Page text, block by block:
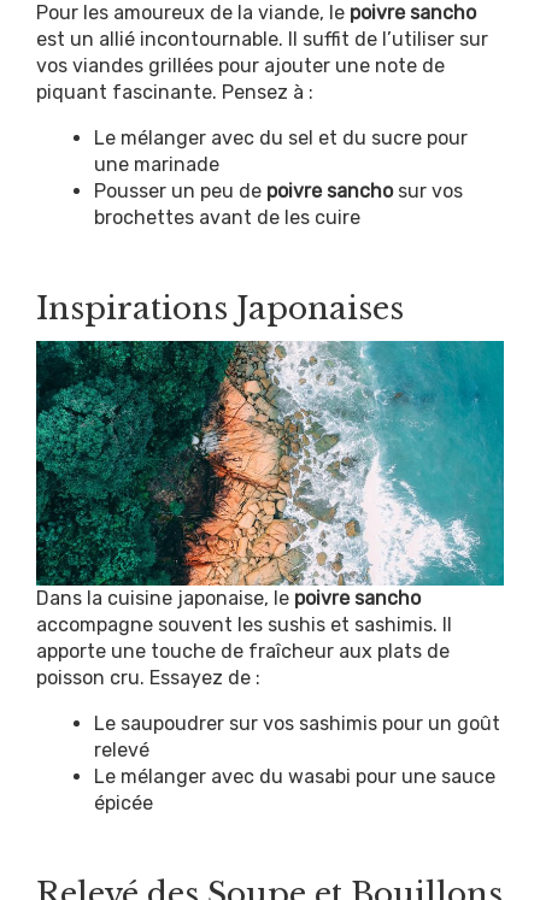
Pour les amoureux de la viande, le poivre sancho
est un allié incontournable. Il suffit de l’utiliser sur
vos viandes grillées pour ajouter une note de
piquant fascinante. Pensez à :
Le mélanger avec du sel et du sucre pour
une marinade
Pousser un peu de poivre sanchosur vos
brochettes avant de les cuire
Inspirations Japonaises
Dans la cuisine japonaise, le poivre sancho
accompagne souvent les sushis et sashimis. Il
apporte une touche de fraîcheur aux plats de
poisson cru. Essayez de :
Le saupoudrer sur vos sashimis pour un goût
relevé
Le mélanger avec du wasabi pour une sauce
épicée